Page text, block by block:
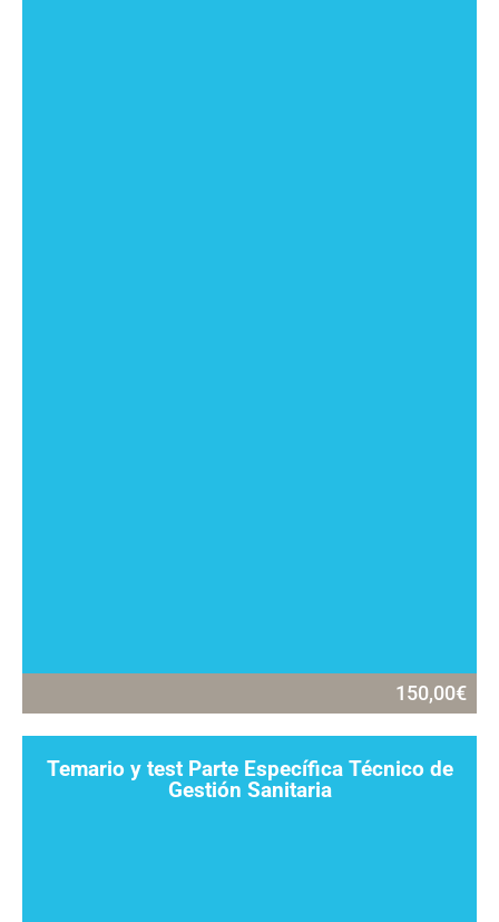
150,00€
Temario y test Parte Específica Técnico de
Gestión Sanitaria